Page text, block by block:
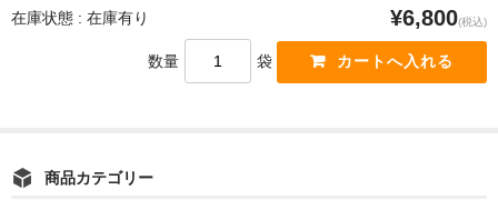
在庫状態 : 在庫有り ¥6,800(税込)
数量 袋
商品カテゴリー